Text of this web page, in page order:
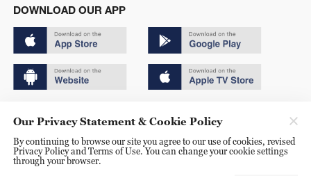
DOWNLOAD OUR APP
京ICP备20000184号
京公网安备 11010502050052号
Our Privacy Statement & Cookie Policy
By continuing to browse our site you agree to our use of cookies, revised
Privacy Policy and Terms of Use. You can change your cookie settings
through your browser.